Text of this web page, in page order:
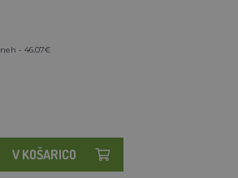
- 46.07€
V KOŠARICO